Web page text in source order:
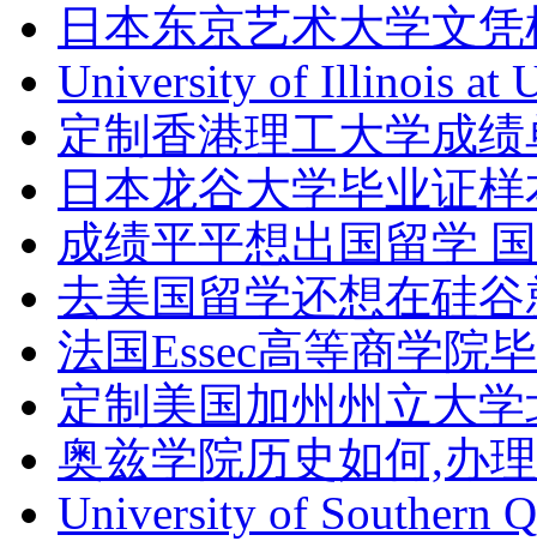
日本东京艺术大学文
University of Illinois at
定制香港理工大学成绩
日本龙谷大学毕业证
成绩平平想出国留学
去美国留学还想在硅
法国Essec高等商学院
定制美国加州州立大
奥兹学院历史如何,办
University of Southern